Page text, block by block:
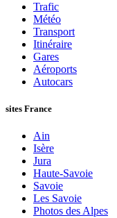
Trafic
Météo
Transport
Itinéraire
Gares
Aéroports
Autocars
sites France
Ain
Isère
Jura
Haute-Savoie
Savoie
Les Savoie
Photos des Alpes